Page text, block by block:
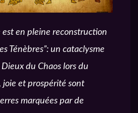
est en pleine reconstruction
Ténèbres”: un cataclysme
du Chaos lors du
joie et prospérité sont
marquées par de